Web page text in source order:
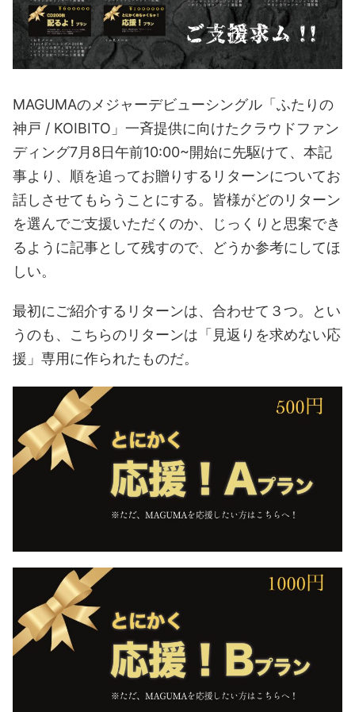
MAGUMAのメジャーデビューシングル「ふたりの
神戸 / KOIBITO」一斉提供に向けたクラウドファン
ディング7月8日午前10:00~開始に先駆けて、本記
事より、順を追ってお贈りするリターンについてお
話しさせてもらうことにする。皆様がどのリターン
を選んでご支援いただくのか、じっくりと思案でき
るように記事として残すので、どうか参考にしてほ
しい。
最初にご紹介するリターンは、合わせて３つ。とい
うのも、こちらのリターンは「見返りを求めない応
援」専用に作られたものだ。